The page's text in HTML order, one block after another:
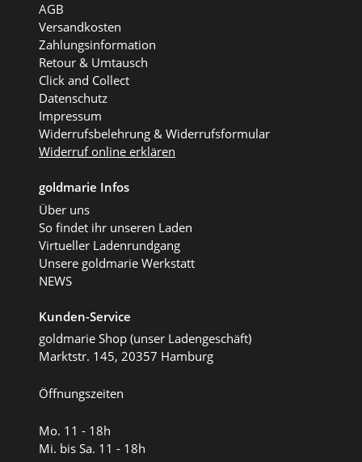
AGB
Versandkosten
Zahlungsinformation
Retour & Umtausch
Click and Collect
Datenschutz
Impressum
Widerrufsbelehrung & Widerrufsformular
Widerruf online erklären
goldmarie Infos
Über uns
So findet ihr unseren Laden
Virtueller Ladenrundgang
Unsere goldmarie Werkstatt
NEWS
Kunden-Service
goldmarie Shop (unser Ladengeschäft)
Marktstr. 145, 20357 Hamburg
Öffnungszeiten
Mo. 11 - 18h
Mi. bis Sa. 11 - 18h